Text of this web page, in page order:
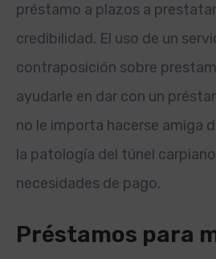
préstamo a plazos a
credibilidad. El uso de un
contraposición sobre
ayudarle en dar con un
no le importa hacerse amiga
la patologí­a del túnel
necesidades de pago.
Préstamos para